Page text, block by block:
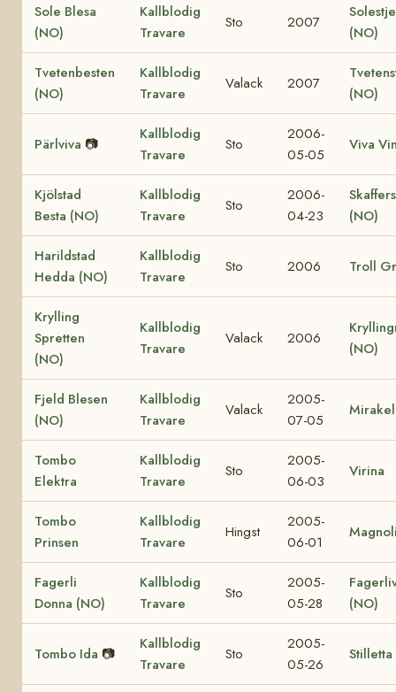
Sole Blesa
(NO)
Kallblodig
Travare
Sto 2007
(NO)
Tvetenbesten
(NO)
Kallblodig
Travare
Valack 2007
(NO)
Pärlviva 📷
Kallblodig
Travare
Sto
2006-
05-05
Viva
Kjölstad
Besta (NO)
Kallblodig
Travare
Sto
2006-
04-23
(NO)
Harildstad
Hedda (NO)
Kallblodig
Travare
Sto 2006 Troll
Krylling
Spretten
(NO)
Kallblodig
Travare
Valack 2006
(NO)
Fjeld Blesen
(NO)
Kallblodig
Travare
Valack
2005-
07-05
Tombo
Elektra
Kallblodig
Travare
Sto
2005-
06-03
Virina
Tombo
Prinsen
Kallblodig
Travare
Hingst
2005-
06-01
Fagerli
Donna (NO)
Kallblodig
Travare
Sto
2005-
05-28
(NO)
Tombo Ida 📷
Kallblodig
Travare
Sto
2005-
05-26